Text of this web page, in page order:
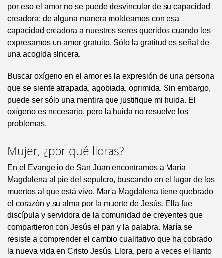
por eso el amor no se puede desvincular de su capacidad
creadora; de alguna manera moldeamos con esa
capacidad creadora a nuestros seres queridos cuando les
expresamos un amor gratuito. Sólo la gratitud es señal de
una acogida sincera.
Buscar oxígeno en el amor es la expresión de una persona
que se siente atrapada, agobiada, oprimida. Sin embargo,
puede ser sólo una mentira que justifique mi huida. El
oxígeno es necesario, pero la huida no resuelve los
problemas.
Mujer, ¿por qué lloras?
En el Evangelio de San Juan encontramos a María
Magdalena al pie del sepulcro, buscando en el lugar de los
muertos al que está vivo. María Magdalena tiene quebrado
el corazón y su alma por la muerte de Jesús. Ella fue
discípula y servidora de la comunidad de creyentes que
compartieron con Jesús el pan y la palabra. María se
resiste a comprender el cambio cualitativo que ha cobrado
la nueva vida en Cristo Jesús. Llora, pero a veces el llanto